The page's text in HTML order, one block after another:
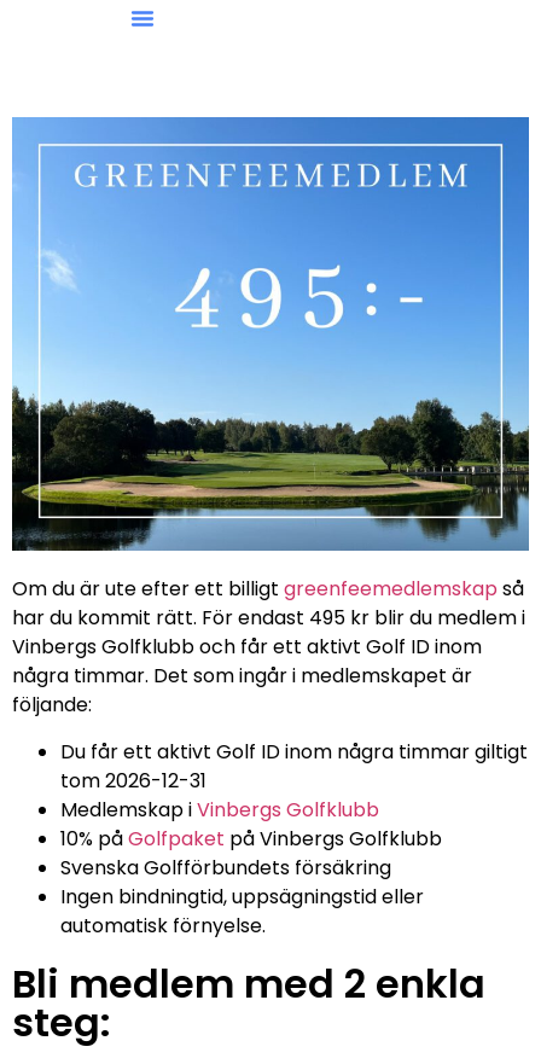
Om du är ute efter ett billigt greenfeemedlemskap så
har du kommit rätt. För endast 495 kr blir du medlem i
Vinbergs Golfklubb och får ett aktivt Golf ID inom
några timmar. Det som ingår i medlemskapet är
följande:
Du får ett aktivt Golf ID inom några timmar giltigt
tom 2026-12-31
Medlemskap iVinbergs Golfklubb
10% påGolfpaket på Vinbergs Golfklubb
Svenska Golfförbundets försäkring
Ingen bindningtid, uppsägningstid eller
automatisk förnyelse.
Bli medlem med 2 enkla
steg: